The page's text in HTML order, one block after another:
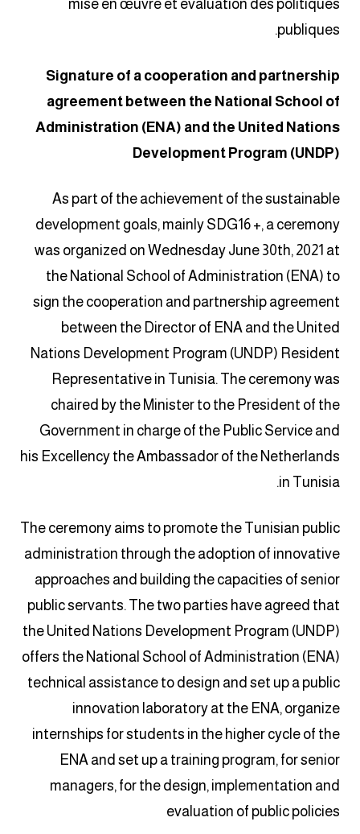
mise en œuvre et évaluation des politiques
publiques.
Signature of a cooperation and partnership
agreement between the National School of
Administration (ENA) and the United Nations
Development Program (UNDP)
As part of the achievement of the sustainable
development goals, mainly SDG16 +, a ceremony
was organized on Wednesday June 30th, 2021 at
the National School of Administration (ENA) to
sign the cooperation and partnership agreement
between the Director of ENA and the United
Nations Development Program (UNDP) Resident
Representative in Tunisia. The ceremony was
chaired by the Minister to the President of the
Government in charge of the Public Service and
his Excellency the Ambassador of the Netherlands
in Tunisia.
The ceremony aims to promote the Tunisian public
administration through the adoption of innovative
approaches and building the capacities of senior
public servants. The two parties have agreed that
the United Nations Development Program (UNDP)
offers the National School of Administration (ENA)
technical assistance to design and set up a public
innovation laboratory at the ENA, organize
internships for students in the higher cycle of the
ENA and set up a training program, for senior
managers, for the design, implementation and
evaluation of public policies